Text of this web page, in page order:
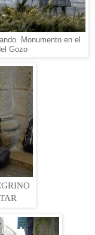
Monumento en el
Gozo